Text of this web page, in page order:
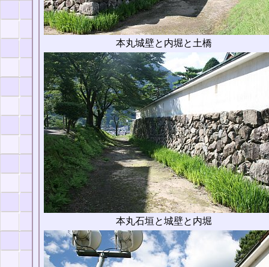
本丸城壁と内堀と土橋
本丸石垣と城壁と内堀